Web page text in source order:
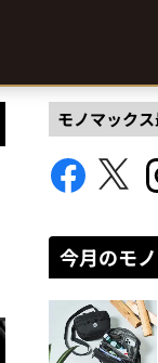
モノマック
今月のモ